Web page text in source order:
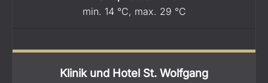
min. 14 °C, max. 29 °C
Klinik und Hotel St. Wolfgang